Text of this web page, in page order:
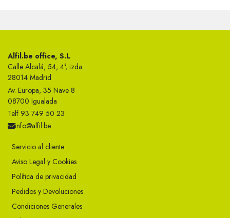
Alfil.be office, S.L
Calle Alcalá, 54, 4°, izda.
28014 Madrid
Av. Europa, 35 Nave 8
08700 Igualada
Telf 93 749 50 23
info@alfil.be
Servicio al cliente
Aviso Legal y Cookies
Política de privacidad
Pedidos y Devoluciones
Condiciones Generales